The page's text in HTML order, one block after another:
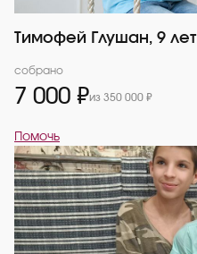
Тимофей Глушан, 9 лет
собрано
7 000 ₽из 350 000 ₽
Помочь